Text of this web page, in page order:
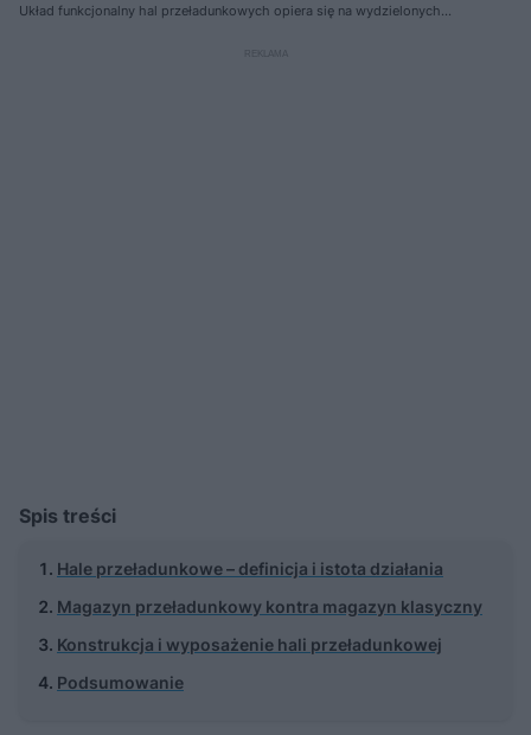
Układ funkcjonalny hal przeładunkowych opiera się na wydzielonych
procesów rozładunku, segregacji i załadunku
Spis treści
Hale przeładunkowe – definicja i istota działania
Magazyn przeładunkowy kontra magazyn klasyczny
Konstrukcja i wyposażenie hali przeładunkowej
Podsumowanie